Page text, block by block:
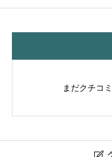
まだクチコ
